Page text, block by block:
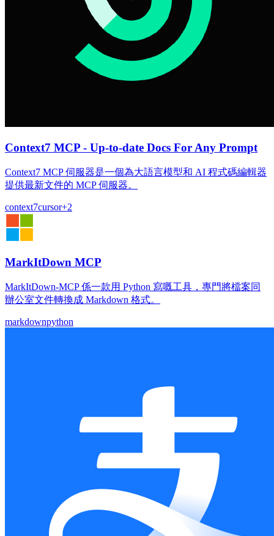
Context7 MCP - Up-to-date Docs For Any Prompt
Context7 MCP 伺服器是一個為大語言模型和 AI 程式碼編輯器
提供最新文件的 MCP 伺服器。
context7cursor+2
MarkItDown MCP
MarkItDown-MCP 係一款用 Python 寫嘅工具，專門將檔案同
辦公室文件轉換成 Markdown 格式。
markdownpython